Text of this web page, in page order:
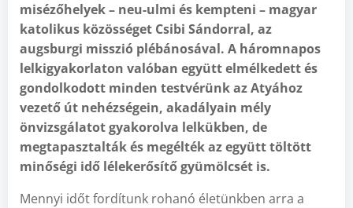
misézőhelyek – neu-ulmi és kempteni – magyar
katolikus közösséget Csibi Sándorral, az
augsburgi misszió plébánosával. A háromnapos
lelkigyakorlaton valóban együtt elmélkedett és
gondolkodott minden testvérünk az Atyához
vezető út nehézségein, akadályain mély
önvizsgálatot gyakorolva lelkükben, de
megtapasztalták és megélték az együtt töltött
minőségi idő lélekerősítő gyümölcsét is.
Mennyi időt fordítunk rohanó életünkben arra a